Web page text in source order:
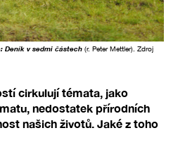
Deník v sedmi částech (r. Peter Mettler). Zdroj
cirkulují témata, jako
nedostatek přírodních
našich životů. Jaké z toho